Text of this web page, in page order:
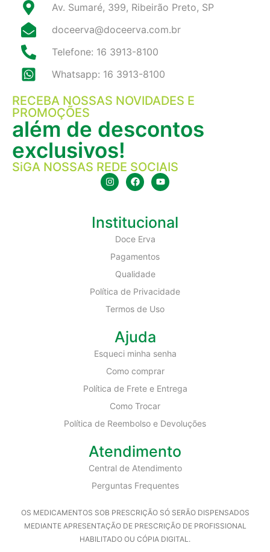
Av. Sumaré, 399, Ribeirão Preto, SP
doceerva@doceerva.com.br
Telefone: 16 3913-8100
Whatsapp: 16 3913-8100
RECEBA NOSSAS NOVIDADES E
PROMOÇÕES
além de descontos
exclusivos!
SiGA NOSSAS REDE SOCIAIS
Institucional
Doce Erva
Pagamentos
Qualidade
Política de Privacidade
Termos de Uso
Ajuda
Esqueci minha senha
Como comprar
Política de Frete e Entrega
Como Trocar
Política de Reembolso e Devoluções
Atendimento
Central de Atendimento
Perguntas Frequentes
OS MEDICAMENTOS SOB PRESCRIÇÃO SÓ SERÃO DISPENSADOS
MEDIANTE APRESENTAÇÃO DE PRESCRIÇÃO DE PROFISSIONAL
HABILITADO OU CÓPIA DIGITAL.